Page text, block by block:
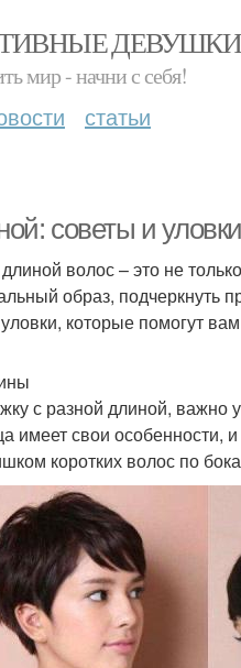
ДЕВУШКИ
мир - начни с себя!
статьи
советы и
волос – это не
образ, подчеркнуть
которые помогут
с разной длиной,
свои особенности,
коротких волос по